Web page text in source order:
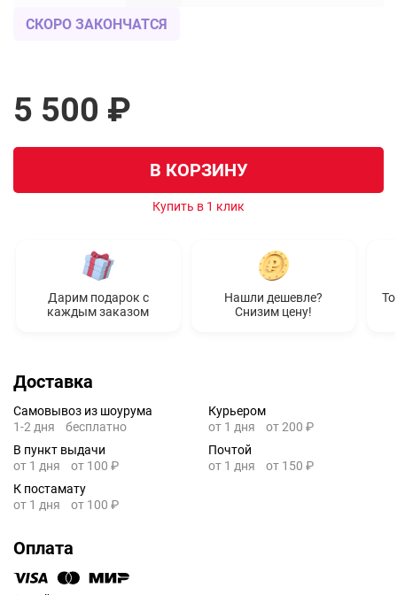
СКОРО ЗАКОНЧАТСЯ
5 500 ₽
В КОРЗИНУ
Купить в 1 клик
Дарим подарок с
каждым заказом
Нашли дешевле?
Снизим цену!
Доставка
Самовывоз из шоурума
1-2 дня
бесплатно
Курьером
от 1 дня
от 200 ₽
В пункт выдачи
от 1 дня
от 100 ₽
Почтой
от 1 дня
от 150 ₽
К постамату
от 1 дня
от 100 ₽
Оплата